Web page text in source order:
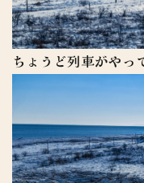
ちょうど列車がやっ